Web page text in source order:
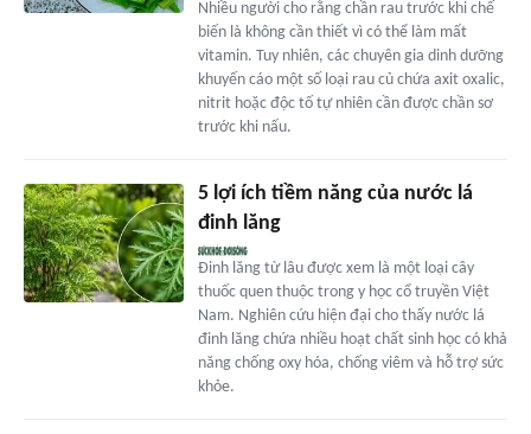
Nhiều người cho rằng chần rau trước khi chế
biến là không cần thiết vì có thể làm mất
vitamin. Tuy nhiên, các chuyên gia dinh dưỡng
khuyến cáo một số loại rau củ chứa axit oxalic,
nitrit hoặc độc tố tự nhiên cần được chần sơ
trước khi nấu.
5 lợi ích tiềm năng của nước lá
đinh lăng
Đinh lăng từ lâu được xem là một loại cây
thuốc quen thuộc trong y học cổ truyền Việt
Nam. Nghiên cứu hiện đại cho thấy nước lá
đinh lăng chứa nhiều hoạt chất sinh học có khả
năng chống oxy hóa, chống viêm và hỗ trợ sức
khỏe.